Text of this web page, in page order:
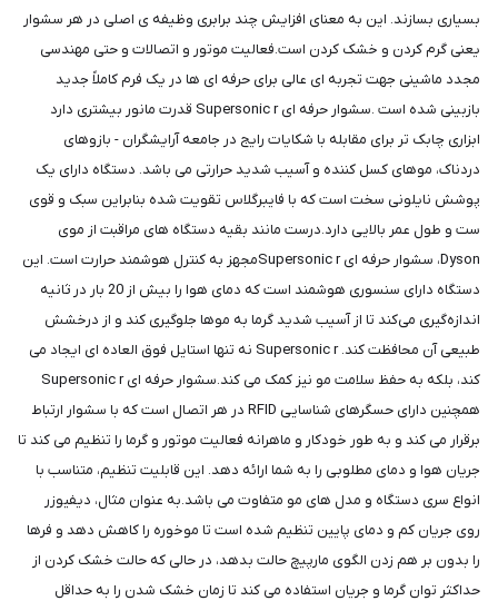
بسیاری بسازند. این به معنای افزایش چند برابری وظیفه ی اصلی در هر سشوار
یعنی گرم کردن و خشک کردن است.فعالیت موتور و اتصالات و حتی مهندسی
مجدد ماشینی جهت تجربه ای عالی برای حرفه ای ها در یک فرم کاملاً جدید
بازبینی شده است .سشوار حرفه ای Supersonic r قدرت مانور بیشتری دارد
ابزاری چابک تر برای مقابله با شکایات رایج در جامعه آرایشگران - بازوهای
دردناک، موهای کسل کننده و آسیب شدید حرارتی می باشد. دستگاه دارای یک
پوشش نایلونی سخت است که با فایبرگلاس تقویت شده بنابراین سبک و قوی
ست و طول عمر بالایی دارد.درست مانند بقیه دستگاه های مراقبت از موی
Dyson، سشوار حرفه ای Supersonic rمجهز به کنترل هوشمند حرارت است. این
دستگاه دارای سنسوری هوشمند است که دمای هوا را بیش از 20 بار در ثانیه
اندازه‌گیری می‌کند تا از آسیب شدید گرما به موها جلوگیری کند و از درخشش
طبیعی آن محافظت کند. Supersonic r نه تنها استایل فوق العاده ای ایجاد می
کند، بلکه به حفظ سلامت مو نیز کمک می کند.سشوار حرفه ای Supersonic r
همچنین دارای حسگرهای شناسایی RFID در هر اتصال است که با سشوار ارتباط
برقرار می کند و به طور خودکار و ماهرانه فعالیت موتور و گرما را تنظیم می کند تا
جریان هوا و دمای مطلوبی را به شما ارائه دهد. این قابلیت تنظیم، متناسب با
انواع سری دستگاه و مدل های مو متفاوت می باشد.به عنوان مثال، دیفیوزر
روی جریان کم و دمای پایین تنظیم شده است تا موخوره را کاهش دهد و فرها
را بدون بر هم زدن الگوی مارپیچ حالت بدهد، در حالی که حالت خشک کردن از
حداکثر توان گرما و جریان استفاده می کند تا زمان خشک شدن را به حداقل